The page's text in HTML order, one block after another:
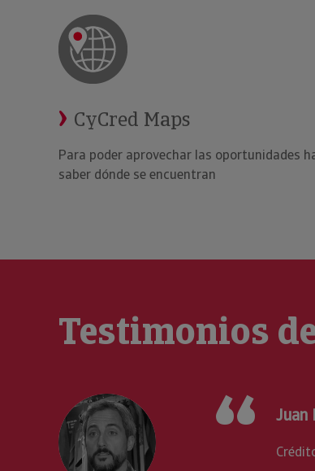
CyCred Maps
Para poder aprovechar las oportunidades
saber dónde se encuentran
Testimonios
Luis Lasa-Presidente de Ternua Group
y Caución nos está ayudando mucho a nivel